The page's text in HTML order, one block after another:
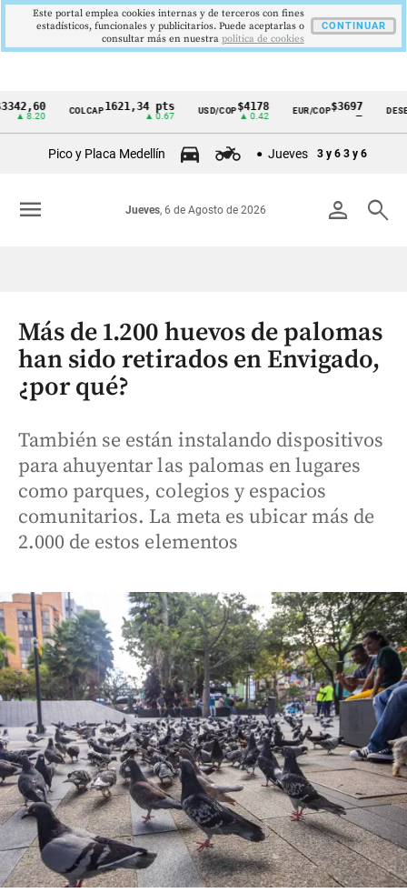
Cintillo
Colombia
COLCAP1621,34 pts USD/COP$4178
▲ 0.42
EUR/COP$3697
—
DESEMPLEO
Pico y Placa Medellín Jueves 3 y 6 3 y 6
person search
Jueves, 6 de Agosto de 2026
menu
Más de 1.200 huevos de palomas
han sido retirados en Envigado,
¿por qué?
También se están instalando dispositivos
para ahuyentar las palomas en lugares
como parques, colegios y espacios
comunitarios. La meta es ubicar más de
2.000 de estos elementos
Este portal emplea cookies internas y de terceros con fines
estadísticos, funcionales y publicitarios. Puede aceptarlas o
consultar más en nuestra politica de cookies
CONTINUAR